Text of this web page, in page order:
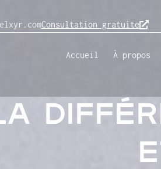
Consultation gratuite
Accueil À propos